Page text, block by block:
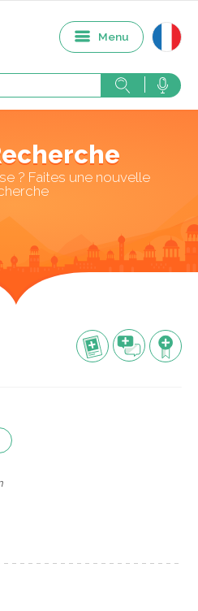
Menu
? Faites une nouvelle